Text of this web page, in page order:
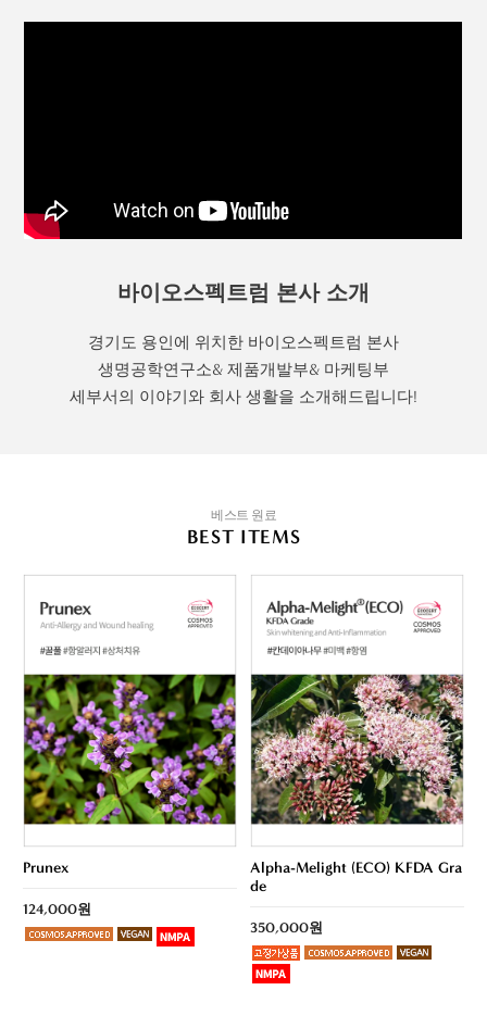
바이오스펙트럼 본사 소개
경기도 용인에 위치한 바이오스펙트럼 본사
생명공학연구소& 제품개발부& 마케팅부
세부서의 이야기와 회사 생활을 소개해드립니다!
베스트 원료
BEST ITEMS
Prunex
124,000원
Alpha-Melight (ECO) KFDA Gra
de
350,000원